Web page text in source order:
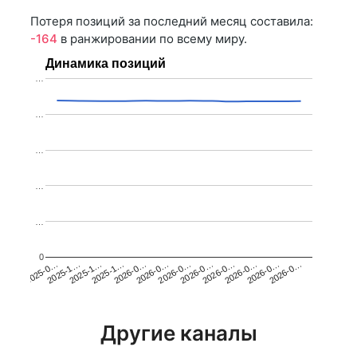
Потеря позиций за последний месяц составила:
-164 в ранжировании по всему миру.
Динамика позиций
2025-0…2025-1…2025-1…2025-1…2026-0…2026-0…2026-0…2026-0…2026-0…2026-0…2026-0…2026-0…
0
…
…
Другие каналы